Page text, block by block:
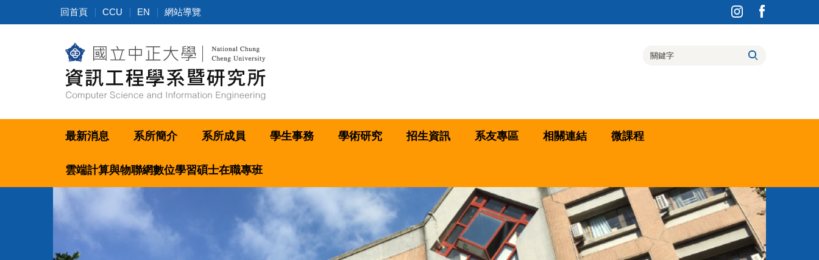
到
回首頁 CCU EN 網站導覽
最新消息 系所簡介 系所成員 學生事務 學術研究 招生資訊 系友專區 相關連結 微課程
雲端計算與物聯網數位學習碩士在職專班